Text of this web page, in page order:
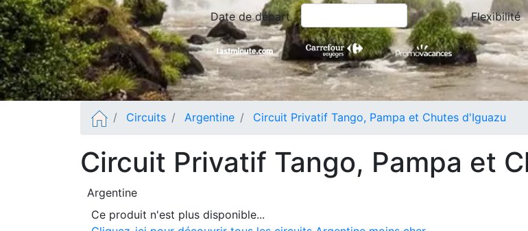
Date de départ Flexibilité
Circuits Argentine Circuit Privatif Tango, Pampa et Chutes d'Iguazu
Circuit Privatif Tango, Pampa et
Argentine
Ce produit n'est plus disponible...